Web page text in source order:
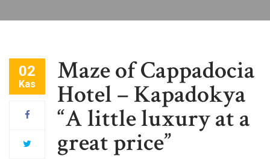
02
Kas Maze of Cappadocia
Hotel – Kapadokya
“A little luxury at a
great price”